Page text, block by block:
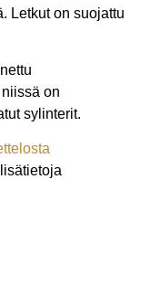
Letkut on suojattu
on
sylinterit.